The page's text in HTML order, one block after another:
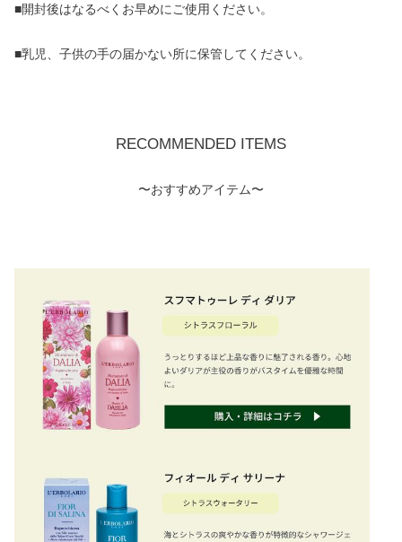
■開封後はなるべくお早めにご使用ください。
■乳児、子供の手の届かない所に保管してください。
RECOMMENDED ITEMS
〜おすすめアイテム〜